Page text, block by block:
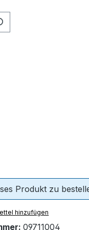
Produkt zu
hinzufügen
09711004